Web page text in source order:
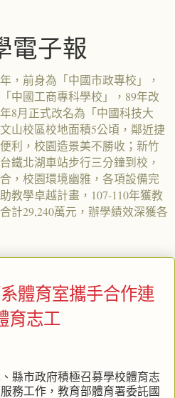
電子報
，前身為「中國市政專校」，
中國工商專科學校」，89年改
8月正式改名為「中國科技大
山校區校地面積5公頃，鄰近捷
利，校園造景美不勝收；新竹
鐵北湖車站步行三分鐘到校，
，校園環境幽雅，各項設備完
教學卓越計畫，107-110年獲教
計29,240萬元，辦學績效深獲各
系體育室攜手合作連
育志工
縣市政府積極召募學校體育志
務工作，教育部體育署委託國